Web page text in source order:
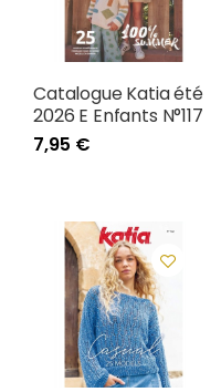
Catalogue Katia été
2026 E Enfants N°117
7,95 €